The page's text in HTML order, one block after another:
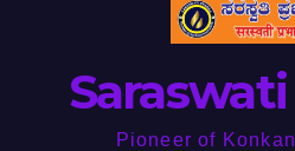
Pioneer of